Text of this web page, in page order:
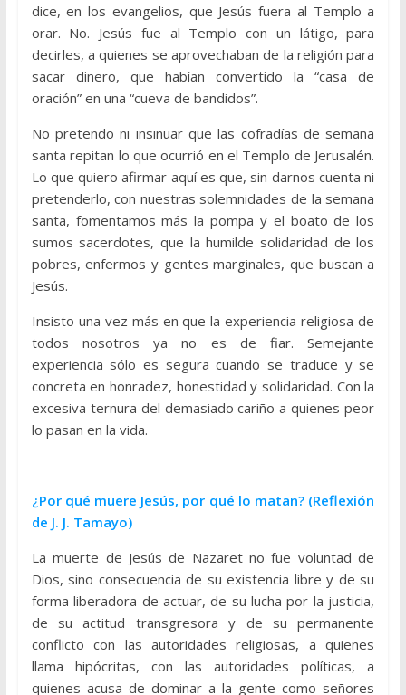
dice, en los evangelios, que Jesús fuera al Templo a
orar. No. Jesús fue al Templo con un látigo, para
decirles, a quienes se aprovechaban de la religión para
sacar dinero, que habían convertido la “casa de
oración” en una “cueva de bandidos”.
No pretendo ni insinuar que las cofradías de semana
santa repitan lo que ocurrió en el Templo de Jerusalén.
Lo que quiero afirmar aquí es que, sin darnos cuenta ni
pretenderlo, con nuestras solemnidades de la semana
santa, fomentamos más la pompa y el boato de los
sumos sacerdotes, que la humilde solidaridad de los
pobres, enfermos y gentes marginales, que buscan a
Jesús.
Insisto una vez más en que la experiencia religiosa de
todos nosotros ya no es de fiar. Semejante
experiencia sólo es segura cuando se traduce y se
concreta en honradez, honestidad y solidaridad. Con la
excesiva ternura del demasiado cariño a quienes peor
lo pasan en la vida.
¿Por qué muere Jesús, por qué lo matan? (Reflexión
de J. J. Tamayo)
La muerte de Jesús de Nazaret no fue voluntad de
Dios, sino consecuencia de su existencia libre y de su
forma liberadora de actuar, de su lucha por la justicia,
de su actitud transgresora y de su permanente
conflicto con las autoridades religiosas, a quienes
llama hipócritas, con las autoridades políticas, a
quienes acusa de dominar a la gente como señores